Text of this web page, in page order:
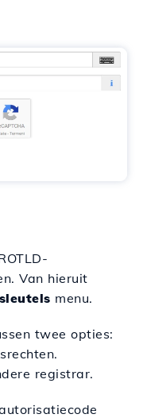
Van hieruit
menu.
twee opties:
registrar.